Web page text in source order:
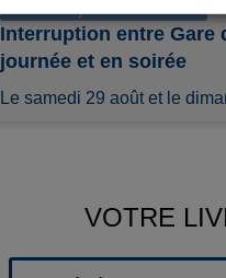
Travaux en journée et en soirée
Interruption entre Gare
journée et en soirée
Le samedi 29 août et le
VOTRE